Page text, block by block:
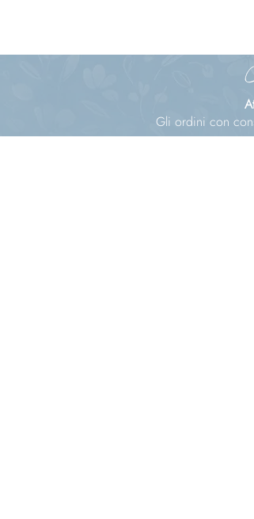
Gli ordini con